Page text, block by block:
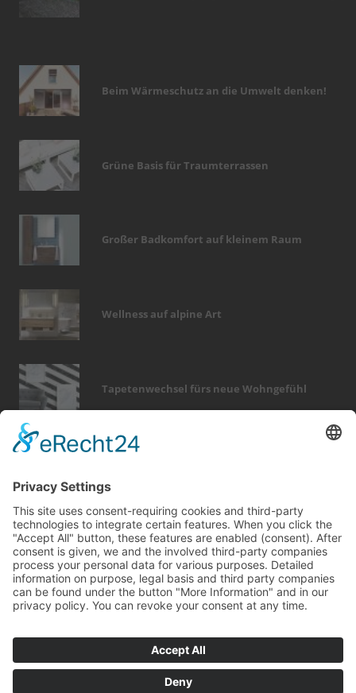
Beim Wärmeschutz an die Umwelt denken!
Grüne Basis für Traumterrassen
Großer Badkomfort auf kleinem Raum
Wellness auf alpine Art
Tapetenwechsel fürs neue Wohngefühl
wärme dämmung feuer fußboden
fliesen
küche
türen immobilien
dekoration
smart home
elektro hausbau förderung
zaun
modernisieren
garten entfeuchtung
wintergarten